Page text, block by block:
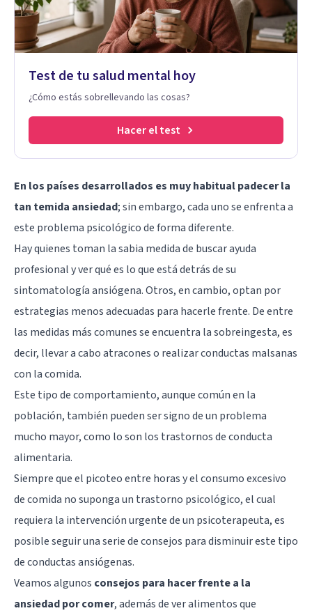
Test de tu salud mental hoy
¿Cómo estás sobrellevando las cosas?
Hacer el test
En los países desarrollados es muy habitual padecer la
tan temida ansiedad; sin embargo, cada uno se enfrenta a
este problema psicológico de forma diferente.
Hay quienes toman la sabia medida de buscar ayuda
profesional y ver qué es lo que está detrás de su
sintomatología ansiógena. Otros, en cambio, optan por
estrategias menos adecuadas para hacerle frente. De entre
las medidas más comunes se encuentra la sobreingesta, es
decir, llevar a cabo atracones o realizar conductas malsanas
con la comida.
Este tipo de comportamiento, aunque común en la
población, también pueden ser signo de un problema
mucho mayor, como lo son los trastornos de conducta
alimentaria.
Siempre que el picoteo entre horas y el consumo excesivo
de comida no suponga un trastorno psicológico, el cual
requiera la intervención urgente de un psicoterapeuta, es
posible seguir una serie de consejos para disminuir este tipo
de conductas ansiógenas.
Veamos algunos consejos para hacer frente a la
ansiedad por comer, además de ver alimentos que